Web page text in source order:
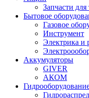
Запчасти для
Бытовое
Газовое
Инструмент
Электрика и
Аккумуляторы
GIVER
АКОМ